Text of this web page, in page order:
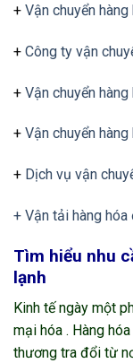
+ Vận chuyển
+ Công ty vận
+ Vận chuyển
+ Vận chuyển
+ Dịch vụ vận
+ Vận tải hàng
Tìm hiểu nhu
lạnh
Kinh tế ngày một
mại hóa . Hàng
thương tra đổi từ